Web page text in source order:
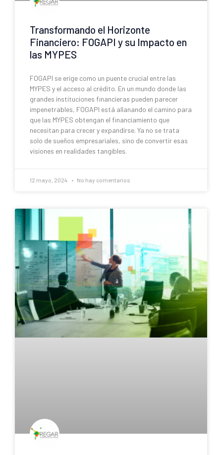
Transformando el Horizonte
Financiero: FOGAPI y su Impacto en
las MYPES
FOGAPI se erige como un puente crucial entre las
MYPES y el acceso al crédito. En un mundo donde las
grandes instituciones financieras pueden parecer
impenetrables, FOGAPI está allanando el camino para
que las MYPES obtengan el financiamiento que
necesitan para crecer y expandirse. Ya no se trata
solo de sueños empresariales, sino de convertir esas
visiones en realidades tangibles.
12 mayo, 2024 No hay comentarios
EVENTOS